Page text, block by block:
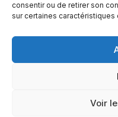
consentir ou de retirer son
sur certaines caractéristiques
Voir
© Copyright 2026 –
Ce site internet a été